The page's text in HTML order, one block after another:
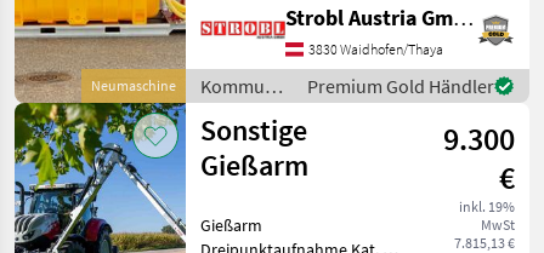
Kommunalgeraete
Bewaesserungsmaschinen
Sonstige
KATEGORIE
WÄHLEN
Sonstige
Neumaschine
Wassertransport und
Brandbekämpfung. Mit
Schlauchtrommel und
Pumpsystem au
Strobl Austria GmbH
3830 Waidhofen/Thaya
Kommunalgeräte
/ Sonstige
Premium Gold Händler
Sonstige
Gießarm
9.300
€
inkl. 19%
MwSt
7.815,13 €
Gießarm